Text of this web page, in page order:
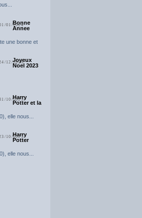
01/2024
Bonne
Annee
une bonne et
12/2023
Joyeux
Noel 2023
10/2023
Harry
Potter et la
elle nous...
10/2023
Harry
Potter
elle nous...